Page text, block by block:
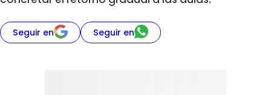
Seguir en Seguir en